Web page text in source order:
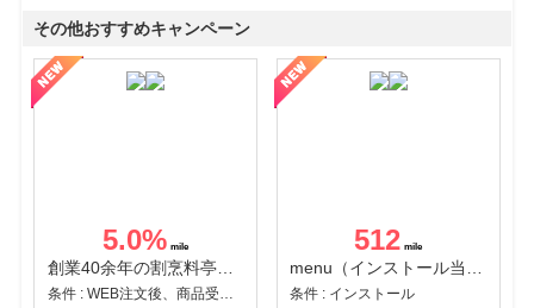
その他おすすめキャンペーン
5.0%
創業40余年の割烹料亭千賀監修【おせちの千賀屋】おもてなし参道本店
条件 : WEB注文後、商品受け取り+入金確認時点
512
menu（インストール当日に指定のクーポンコード経由で1,500円（税込）以上の初回注文完了）（Android）
条件 : インストール